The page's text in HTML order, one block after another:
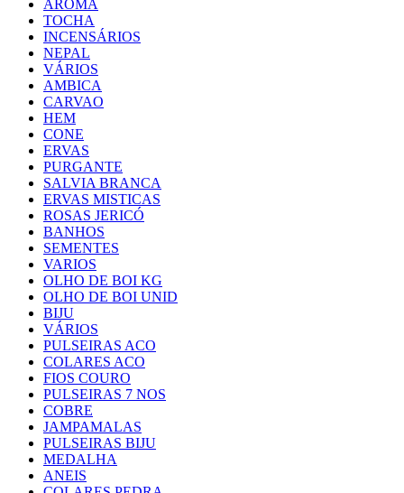
AROMA
TOCHA
INCENSÁRIOS
NEPAL
VÁRIOS
AMBICA
CARVAO
HEM
CONE
ERVAS
PURGANTE
SALVIA BRANCA
ERVAS MISTICAS
ROSAS JERICÓ
BANHOS
SEMENTES
VARIOS
OLHO DE BOI KG
OLHO DE BOI UNID
BIJU
VÁRIOS
PULSEIRAS ACO
COLARES ACO
FIOS COURO
PULSEIRAS 7 NOS
COBRE
JAMPAMALAS
PULSEIRAS BIJU
MEDALHA
ANEIS